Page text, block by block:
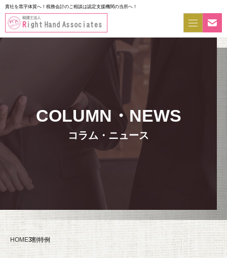
貴社を黒字体質へ！税務会計のご相談は認定支援機関の当所へ！
コラム・ニュース
HOME3割特例